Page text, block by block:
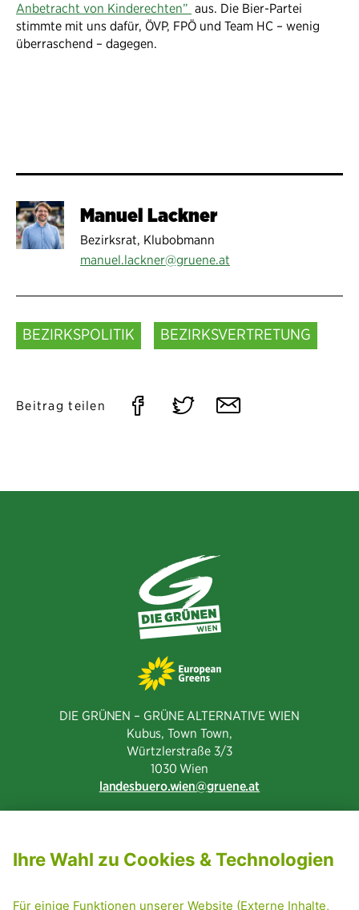
Anbetracht von Kinderechten” aus. Die Bier-Partei
stimmte mit uns dafür, ÖVP, FPÖ und Team HC – wenig
überraschend – dagegen.
Manuel Lackner
Bezirksrat, Klubobmann
manuel.lackner@gruene.at
BEZIRKSPOLITIK BEZIRKSVERTRETUNG
Beitrag teilen
Auf Auf Per
DIE GRÜNEN – GRÜNE ALTERNATIVE WIEN
Kubus, Town Town,
Würtzlerstraße 3/3​
1030 Wien
landesbuero.wien
gruene.at
PRESSE